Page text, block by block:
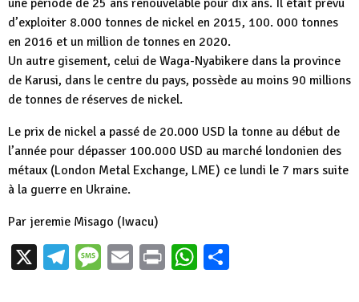
une période de 25 ans renouvelable pour dix ans. Il était prévu
d’exploiter 8.000 tonnes de nickel en 2015, 100. 000 tonnes
en 2016 et un million de tonnes en 2020.
Un autre gisement, celui de Waga-Nyabikere dans la province
de Karusi, dans le centre du pays, possède au moins 90 millions
de tonnes de réserves de nickel.
Le prix de nickel a passé de 20.000 USD la tonne au début de
l’année pour dépasser 100.000 USD au marché londonien des
métaux (London Metal Exchange, LME) ce lundi le 7 mars suite
à la guerre en Ukraine.
Par jeremie Misago (Iwacu)
X Telegram
Message
EmailPrintWhatsApp